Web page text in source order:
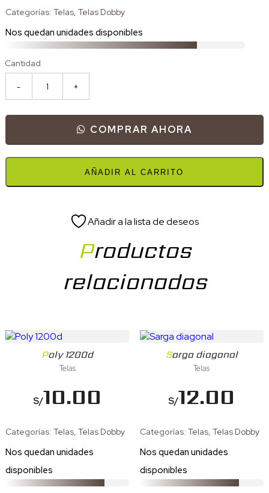
Categorías: Telas, Telas Dobby
Nos quedan unidades disponibles
Cantidad
COMPRAR AHORA
AÑADIR AL CARRITO
Añadir a la lista de deseos
Productos
relacionados
Poly 1200d
Telas
S/10.00
Categorías: Telas, Telas Dobby
Nos quedan unidades
disponibles
Sarga diagonal
Telas
S/12.00
Categorías: Telas, Telas Dobby
Nos quedan unidades
disponibles